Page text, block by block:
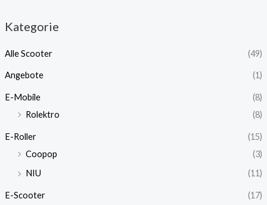
Kategorie
Alle Scooter (49)
Angebote (1)
E-Mobile
(8)
Rolektro
(8)
E-Roller
(15)
Coopop
(3)
NIU
(11)
E-Scooter
(17)